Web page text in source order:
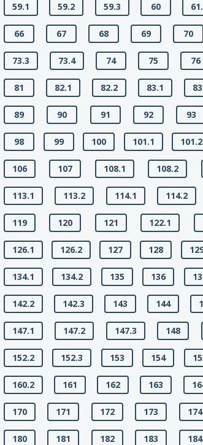
59.1 59.2 59.3 60
66 67 68 69 70
73.3 73.4 74 75 76
81 82.1 82.2 83.1
89 90 91 92 93
98 99 100 101.1 101.2
106 107 108.1 108.2
113.1 113.2 114.1 114.2
119 120 121 122.1
126.1 126.2 127 128
134.1 134.2 135 136
142.2 142.3 143 144
147.1 147.2 147.3 148
152.2 152.3 153 154
160.2 161 162 163
170 171 172 173 174
180 181 182 183 184